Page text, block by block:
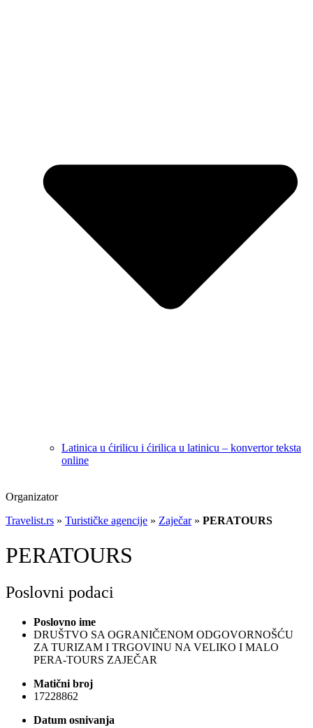
Latinica u ćirilicu i ćirilica u latinicu – konvertor teksta
online
Organizator
Travelist.rs » Turističke agencije » Zaječar» PERATOURS
PERATOURS
Poslovni podaci
Poslovno ime
DRUŠTVO SA OGRANIČENOM ODGOVORNOŠĆU
ZA TURIZAM I TRGOVINU NA VELIKO I MALO
PERA-TOURS ZAJEČAR
Matični broj
17228862
Datum osnivanja